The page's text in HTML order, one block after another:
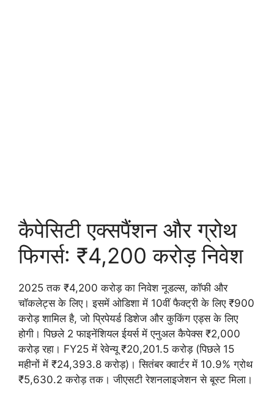
कैपेसिटी एक्सपैंशन और ग्रोथ
फिगर्स: ₹4,200 करोड़ निवेश
2025 तक ₹4,200 करोड़ का निवेश नूडल्स, कॉफी और
चॉकलेट्स के लिए। इसमें ओडिशा में 10वीं फैक्ट्री के लिए ₹900
करोड़ शामिल है, जो प्रिपेयर्ड डिशेज और कुकिंग एड्स के लिए
होगी। पिछले 2 फाइनेंशियल ईयर्स में एनुअल कैपेक्स ₹2,000
करोड़ रहा। FY25 में रेवेन्यू ₹20,201.5 करोड़ (पिछले 15
महीनों में ₹24,393.8 करोड़)। सितंबर क्वार्टर में 10.9% ग्रोथ
₹5,630.2 करोड़ तक। जीएसटी रेशनलाइजेशन से बूस्ट मिला।